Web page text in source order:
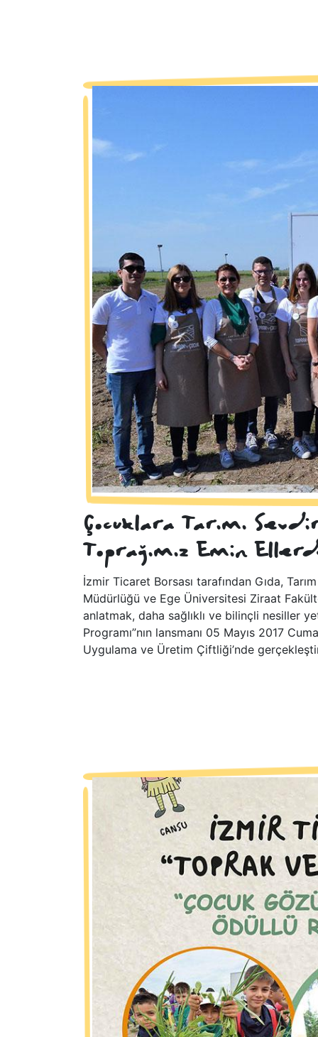
Çocuklara Tarımı
Toprağımız Emin
İzmir Ticaret Borsası tarafından Gıda,
Müdürlüğü ve Ege Üniversitesi Ziraat
anlatmak, daha sağlıklı ve bilinçli nesiller
Programı”nın lansmanı 05 Mayıs 2017
Uygulama ve Üretim Çiftliği’nde